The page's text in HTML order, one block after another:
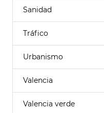
Sanidad
Tráfico
Urbanismo
Valencia
Valencia verde